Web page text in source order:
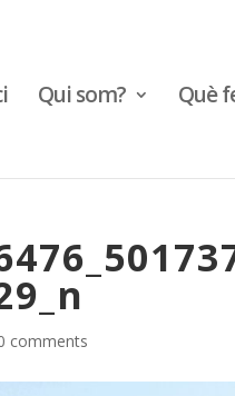
Qui som? Què
comments